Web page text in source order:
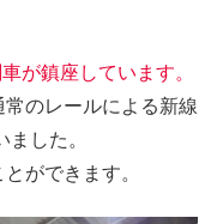
が鎮座しています。
のレールによる新線
した。
ができます。